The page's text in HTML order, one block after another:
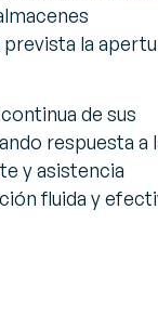
la
de sus
respuesta a
y asistencia
fluida y